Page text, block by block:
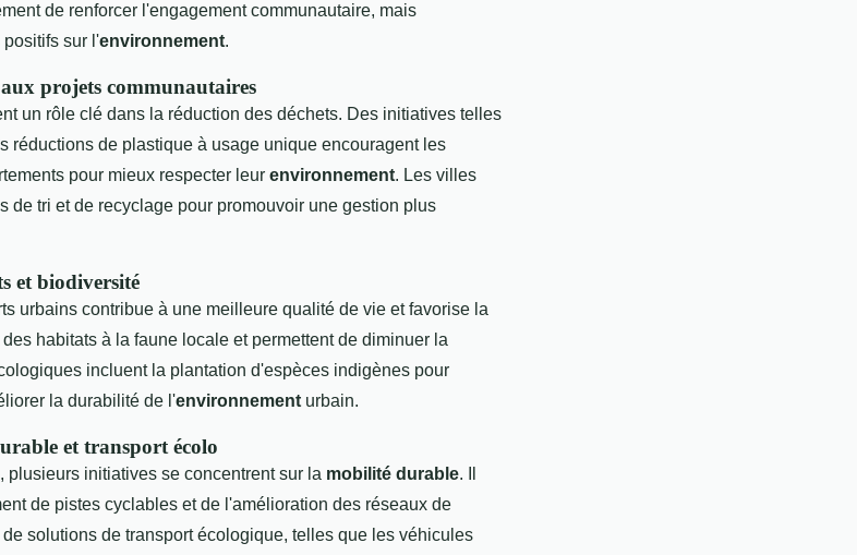
de renforcer l'engagement communautaire, mais
sur l'environnement.
projets communautaires
un rôle clé dans la réduction des déchets. Des initiatives telles
réductions de plastique à usage unique encouragent les
pour mieux respecter leur environnement. Les villes
de tri et de recyclage pour promouvoir une gestion plus
et biodiversité
urbains contribue à une meilleure qualité de vie et favorise la
habitats à la faune locale et permettent de diminuer la
incluent la plantation d'espèces indigènes pour
la durabilité de l'environnement urbain.
et transport écolo
plusieurs initiatives se concentrent sur la mobilité durable. Il
de pistes cyclables et de l'amélioration des réseaux de
solutions de transport écologique, telles que les véhicules